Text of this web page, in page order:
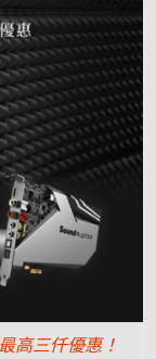
高三仟優惠！